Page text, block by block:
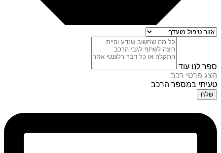
ספר לנו עוד
הצג פרטי רכב
טעיתי במספר הרכב
שלח